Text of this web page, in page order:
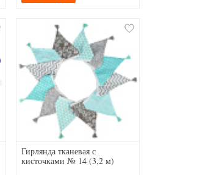
Гирлянда тканевая с
кисточками № 14 (3,2 м)